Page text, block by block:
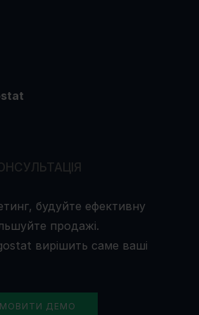
будуйте ефективну
продажі.
вирішить саме ваші
ДЕМО